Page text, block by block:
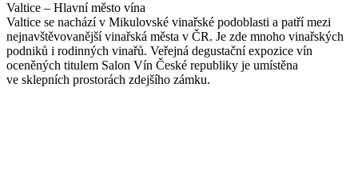
Valtice – Hlavní město vína
Valtice se nachází v Mikulovské vinařské podoblasti a patří mezi
nejnavštěvovanější vinařská města v ČR. Je zde mnoho vinařských
podniků i rodinných vinařů. Veřejná degustační expozice vín
oceněných titulem Salon Vín České republiky je umístěna
ve sklepních prostorách zdejšího zámku.